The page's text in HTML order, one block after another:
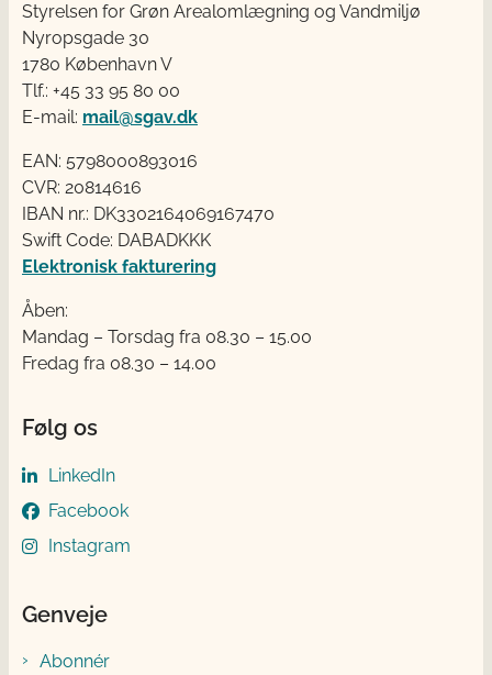
Styrelsen for Grøn Arealomlægning og Vandmiljø
Nyropsgade 30
1780 København V
Tlf.: +45 33 95 80 00
E-mail: mail@sgav.dk
EAN: 5798000893016
CVR: 20814616
IBAN nr.: DK3302164069167470
Swift Code: DABADKKK
Elektronisk fakturering
Åben:
Mandag – Torsdag fra 08.30 – 15.00
Fredag fra 08.30 – 14.00
Følg os
LinkedIn
Facebook
Instagram
Genveje
Abonnér